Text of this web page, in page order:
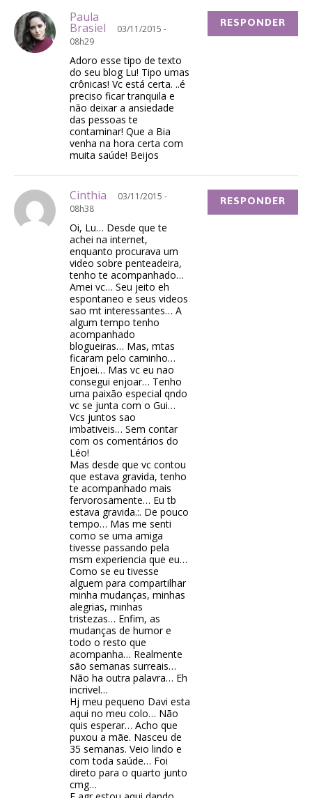
Paula
Brasiel
03/11/2015 -
08h29
Adoro esse tipo de texto
do seu blog Lu! Tipo umas
crônicas! Vc está certa. ..é
preciso ficar tranquila e
não deixar a ansiedade
das pessoas te
contaminar! Que a Bia
venha na hora certa com
muita saúde! Beijos
RESPONDER
Cinthia
03/11/2015 -
08h38
Oi, Lu… Desde que te
achei na internet,
enquanto procurava um
video sobre penteadeira,
tenho te acompanhado…
Amei vc… Seu jeito eh
espontaneo e seus videos
sao mt interessantes… A
algum tempo tenho
acompanhado
blogueiras… Mas, mtas
ficaram pelo caminho…
Enjoei… Mas vc eu nao
consegui enjoar… Tenho
uma paixão especial qndo
vc se junta com o Gui…
Vcs juntos sao
imbativeis… Sem contar
com os comentários do
Léo!
Mas desde que vc contou
que estava gravida, tenho
te acompanhado mais
fervorosamente… Eu tb
estava gravida.:. De pouco
tempo… Mas me senti
como se uma amiga
tivesse passando pela
msm experiencia que eu…
Como se eu tivesse
alguem para compartilhar
minha mudanças, minhas
alegrias, minhas
tristezas… Enfim, as
mudanças de humor e
todo o resto que
acompanha… Realmente
são semanas surreais…
Não ha outra palavra… Eh
incrivel…
Hj meu pequeno Davi esta
aqui no meu colo… Não
quis esperar… Acho que
puxou a mãe. Nasceu de
35 semanas. Veio lindo e
com toda saúde… Foi
direto para o quarto junto
cmg…
RESPONDER